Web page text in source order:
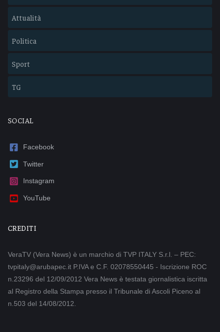
Attualità
Politica
Sport
TG
SOCIAL
Facebook
Twitter
Instagram
YouTube
CREDITI
VeraTV (Vera News) è un marchio di TVP ITALY S.r.l. – PEC:
tvpitaly@arubapec.it P.IVA e C.F. 02078550445 - Iscrizione ROC
n.23296 del 12/09/2012 Vera News è testata giornalistica iscritta
al Registro della Stampa presso il Tribunale di Ascoli Piceno al
n.503 del 14/08/2012.